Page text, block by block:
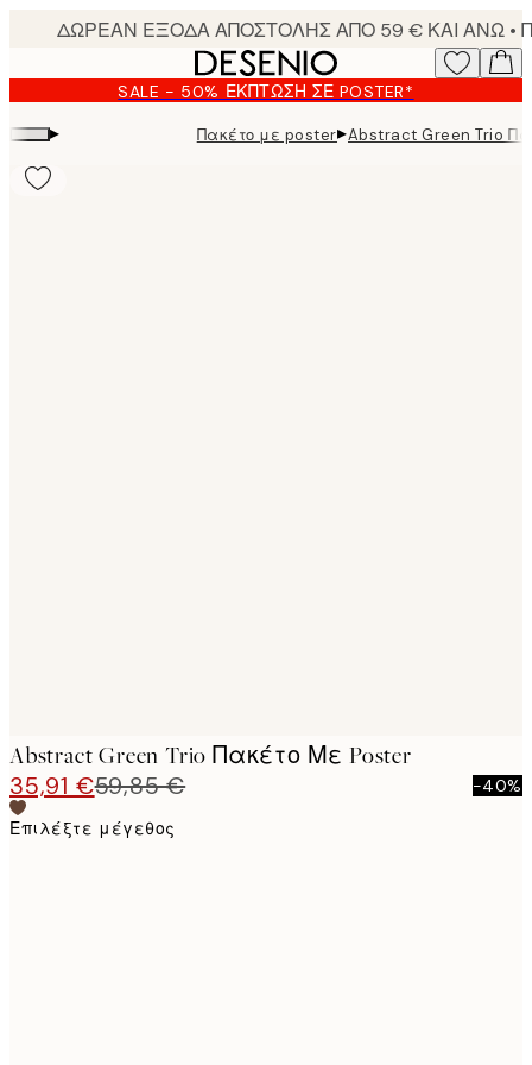
content.
SALE - 50% ΈΚΠΤΩΣΗ ΣΕ POSTER*
▸ Πακέτο με poster▸Abstract Green Trio
Abstract Green Trio Πακέτο Με Poster
35,91 €59,85 €
-40%
Επιλέξτε μέγεθος